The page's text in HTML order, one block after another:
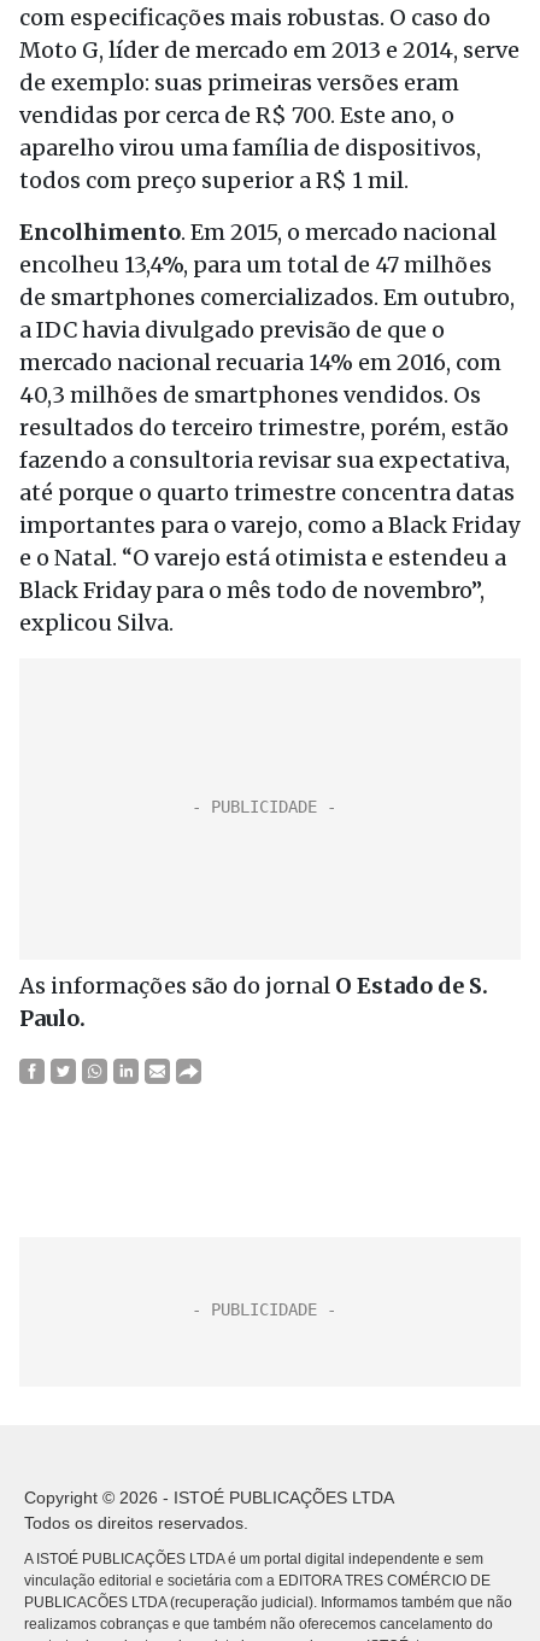
com especificações mais robustas. O caso do
Moto G, líder de mercado em 2013 e 2014, serve
de exemplo: suas primeiras versões eram
vendidas por cerca de R$ 700. Este ano, o
aparelho virou uma família de dispositivos,
todos com preço superior a R$ 1 mil.
Encolhimento. Em 2015, o mercado nacional
encolheu 13,4%, para um total de 47 milhões
de smartphones comercializados. Em outubro,
a IDC havia divulgado previsão de que o
mercado nacional recuaria 14% em 2016, com
40,3 milhões de smartphones vendidos. Os
resultados do terceiro trimestre, porém, estão
fazendo a consultoria revisar sua expectativa,
até porque o quarto trimestre concentra datas
importantes para o varejo, como a Black Friday
e o Natal. “O varejo está otimista e estendeu a
Black Friday para o mês todo de novembro”,
explicou Silva.
As informações são do jornal O Estado de S.
Paulo.
Copyright © 2026 - ISTOÉ PUBLICAÇÕES LTDA
Todos os direitos reservados.
A ISTOÉ PUBLICAÇÕES LTDA é um portal digital independente e sem
vinculação editorial e societária com a EDITORA TRES COMÉRCIO DE
PUBLICACÕES LTDA (recuperação judicial). Informamos também que não
realizamos cobranças e que também não oferecemos cancelamento do